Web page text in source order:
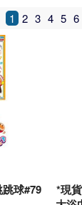
1 2 3 4 5 6
球#79
*現